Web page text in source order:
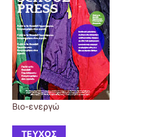
Βιο-ενεργώ
ΤΕΎΧΟΣ